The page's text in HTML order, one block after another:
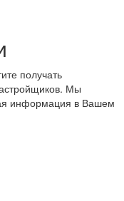
получать
Мы
информация в Вашем